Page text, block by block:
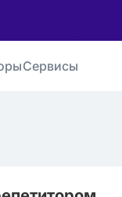
Сервисы